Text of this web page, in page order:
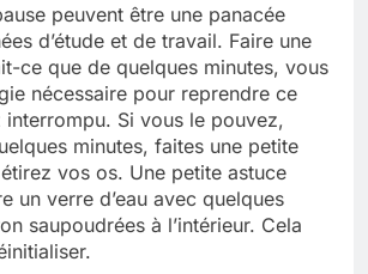
peuvent être une panacée
d’étude et de travail. Faire une
ce que de quelques minutes, vous
nécessaire pour reprendre ce
interrompu. Si vous le pouvez,
minutes, faites une petite
vos os. Une petite astuce
un verre d’eau avec quelques
saupoudrées à l’intérieur. Cela